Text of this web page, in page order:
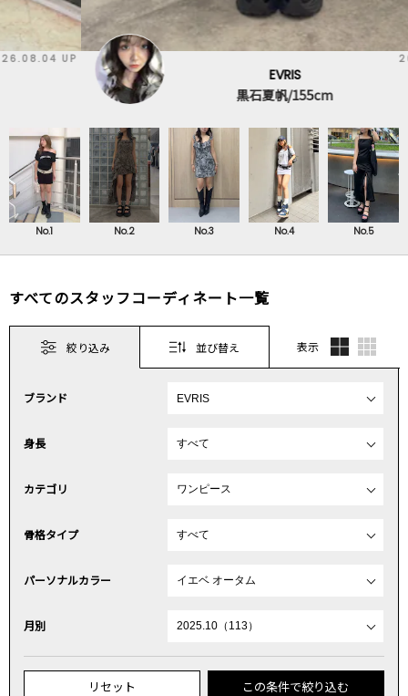
2026.07.31 UP
黒石夏帆/155cm
No.1 No.2 No.3 No.4 No.5
すべてのスタッフコーディネート一覧
絞り込み 並び替え 表示
ブランド
身長
カテゴリ
骨格タイプ
パーソナルカラー
月別
リセット この条件で絞り込む